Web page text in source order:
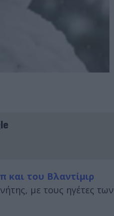
και του Βλαντίμιρ
με τους ηγέτες των